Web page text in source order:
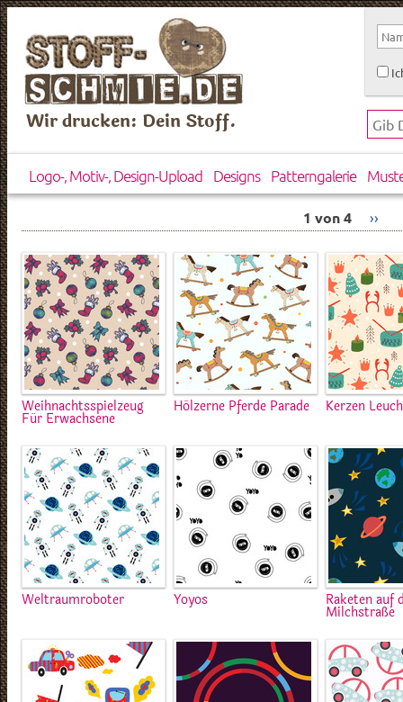
Wir drucken: Dein Stoff.
Logo-, Motiv-, Design-Upload Designs Patterngalerie
1 von 4 ››
Weihnachtsspielzeug
Für Erwachsene
Hölzerne Pferde Parade Kerzen
Weltraumroboter Yoyos Raketen auf
Milchstraße